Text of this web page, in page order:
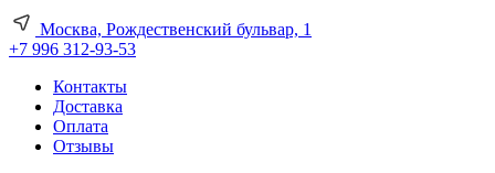
Москва, Рождественский бульвар, 1
+7 996 312-93-53
Контакты
Доставка
Оплата
Отзывы